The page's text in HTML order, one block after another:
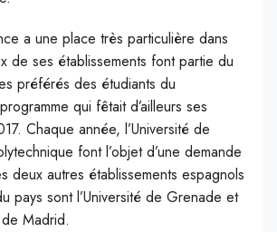
a une place très particulière dans
de ses établissements font partie du
préférés des étudiants du
qui fêtait d’ailleurs ses
Chaque année, l’Université de
font l’objet d’une demande
deux autres établissements espagnols
pays sont l’Université de Grenade et
Madrid.